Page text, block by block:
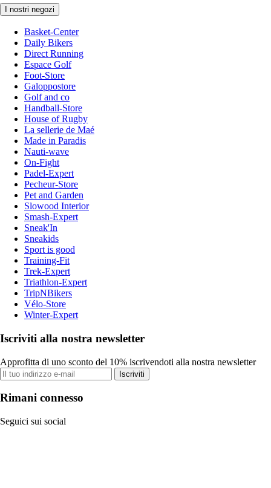
I nostri negozi
Basket-Center
Daily Bikers
Direct Running
Espace Golf
Foot-Store
Galoppostore
Golf and co
Handball-Store
House of Rugby
La sellerie de Maé
Made in Paradis
Nauti-wave
On-Fight
Padel-Expert
Pecheur-Store
Pet and Garden
Slowood Interior
Smash-Expert
Sneak'In
Sneakids
Sport is good
Training-Fit
Trek-Expert
Triathlon-Expert
TripNBikers
Vélo-Store
Winter-Expert
Iscriviti alla nostra newsletter
Approfitta di uno sconto del 10% iscrivendoti alla nostra newsletter
Iscriviti
Rimani connesso
Seguici sui social